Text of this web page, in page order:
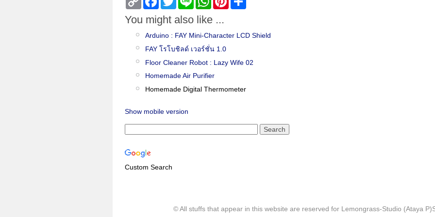
Link
You might also like ...
Arduino : FAY Mini-Character LCD Shield
FAY โรโบชิลด์ เวอร์ชั่น 1.0
Floor Cleaner Robot : Lazy Wife 02
Homemade Air Purifier
Homemade Digital Thermometer
Show mobile version
Custom Search
© All stuffs that appear in this website are reserved for Lemongrass-Studio (Ataya